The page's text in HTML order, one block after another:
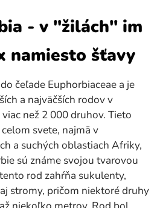
- v "žilách" im
namiesto šťavy
čeľade Euphorbiaceae a je
a najväčších rodov v
než 2 000 druhov. Tieto
svete, najmä v
a suchých oblastiach Afriky,
sú známe svojou tvarovou
rod zahŕňa sukulenty,
stromy, pričom niektoré druhy